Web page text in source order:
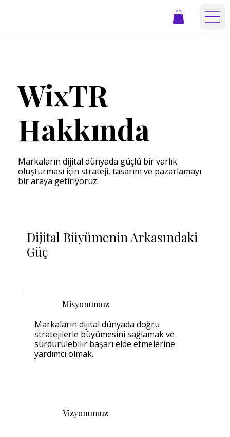
WixTR
Hakkında
Markaların dijital dünyada güçlü bir varlık
oluşturması için strateji, tasarım ve pazarlamayı
bir araya getiriyoruz.
Dijital Büyümenin Arkasındaki
Güç
Markaların dijital dünyada doğru
stratejilerle büyümesini sağlamak ve
sürdürülebilir başarı elde etmelerine
yardımcı olmak.
Misyonumuz
Vizyonumuz